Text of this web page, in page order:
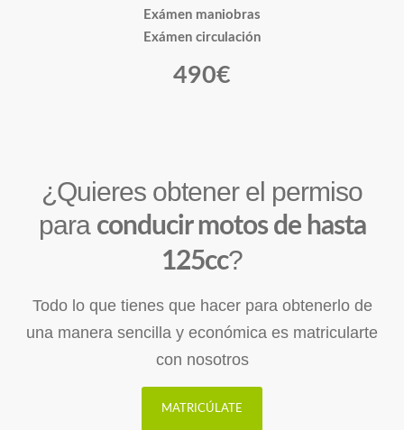
Exámen maniobras
Exámen circulación
490€
¿Quieres obtener el permiso
para conducir motos de hasta
125cc?
Todo lo que tienes que hacer para obtenerlo de
una manera sencilla y económica es matricularte
con nosotros
MATRICÚLATE